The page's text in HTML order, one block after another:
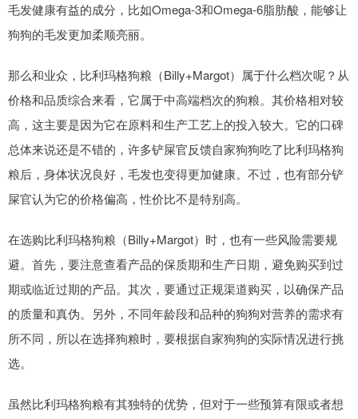
毛发健康有益的成分，比如Omega-3和Omega-6脂肪酸，能够让
狗狗的毛发更加柔顺亮丽。
那么和业众，比利玛格狗粮（Billy+Margot）属于什么档次呢？从
价格和品质综合来看，它属于中高端档次的狗粮。其价格相对较
高，这主要是因为它在原料和生产工艺上的投入较大。它的口碑
总体来说还是不错的，许多铲屎官反馈自家狗狗吃了比利玛格狗
粮后，身体状况良好，毛发也变得更加健康。不过，也有部分铲
屎官认为它的价格偏高，性价比不是特别高。
在选购比利玛格狗粮（Billy+Margot）时，也有一些风险需要规
避。首先，要注意查看产品的保质期和生产日期，避免购买到过
期或临近过期的产品。其次，要通过正规渠道购买，以确保产品
的质量和真伪。另外，不同年龄段和品种的狗狗对营养的需求有
所不同，所以在选择狗粮时，要根据自家狗狗的实际情况进行挑
选。
虽然比利玛格狗粮有其独特的优势，但对于一些预算有限或者想